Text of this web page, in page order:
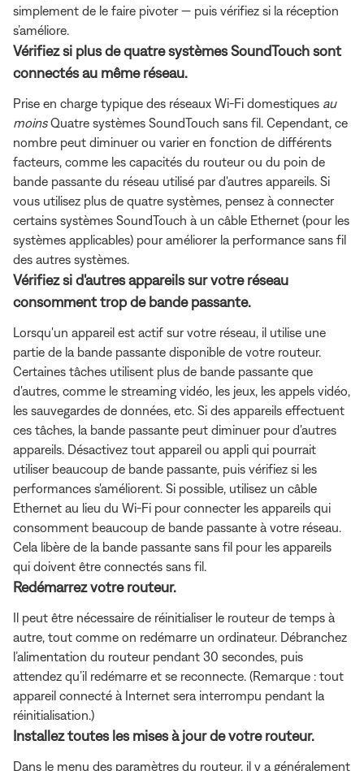
simplement de le faire pivoter — puis vérifiez si la réception
s’améliore.
Vérifiez si plus de quatre systèmes SoundTouch sont
connectés au même réseau.
Prise en charge typique des réseaux Wi-Fi domestiques au
moinsQuatre systèmes SoundTouch sans fil. Cependant, ce
nombre peut diminuer ou varier en fonction de différents
facteurs, comme les capacités du routeur ou du poin de
bande passante du réseau utilisé par d'autres appareils. Si
vous utilisez plus de quatre systèmes, pensez à connecter
certains systèmes SoundTouch à un câble Ethernet (pour les
systèmes applicables) pour améliorer la performance sans fil
des autres systèmes.
Vérifiez si d'autres appareils sur votre réseau
consomment trop de bande passante.
Lorsqu'un appareil est actif sur votre réseau, il utilise une
partie de la bande passante disponible de votre routeur.
Certaines tâches utilisent plus de bande passante que
d'autres, comme le streaming vidéo, les jeux, les appels vidéo,
les sauvegardes de données, etc. Si des appareils effectuent
ces tâches, la bande passante peut diminuer pour d'autres
appareils. Désactivez tout appareil ou appli qui pourrait
utiliser beaucoup de bande passante, puis vérifiez si les
performances s'améliorent. Si possible, utilisez un câble
Ethernet au lieu du Wi-Fi pour connecter les appareils qui
consomment beaucoup de bande passante à votre réseau.
Cela libère de la bande passante sans fil pour les appareils
qui doivent être connectés sans fil.
Redémarrez votre routeur.
Il peut être nécessaire de réinitialiser le routeur de temps à
autre, tout comme on redémarre un ordinateur. Débranchez
l’alimentation du routeur pendant 30 secondes, puis
attendez qu’il redémarre et se reconnecte. (Remarque : tout
appareil connecté à Internet sera interrompu pendant la
réinitialisation.)
Installez toutes les mises à jour de votre routeur.
Dans le menu des paramètres du routeur, il y a généralement